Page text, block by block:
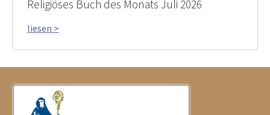
Religiöses Buch des Monats Juli 2026
liesen >